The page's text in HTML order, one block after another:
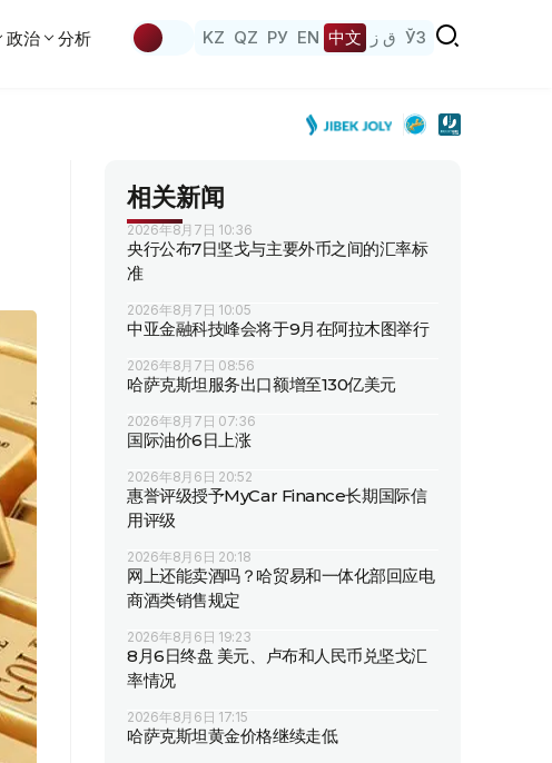
政治 分析 KZ QZ РУ EN 中文 ق ز ЎЗ
相关新闻
2026年8月7日 10:36
央行公布7日坚戈与主要外币之间的汇率标
准
2026年8月7日 10:05
中亚金融科技峰会将于9月在阿拉木图举行
2026年8月7日 08:56
哈萨克斯坦服务出口额增至130亿美元
2026年8月7日 07:36
国际油价6日上涨
2026年8月6日 20:52
惠誉评级授予MyCar Finance长期国际信
用评级
2026年8月6日 20:18
网上还能卖酒吗？哈贸易和一体化部回应电
商酒类销售规定
2026年8月6日 19:23
8月6日终盘 美元、卢布和人民币兑坚戈汇
率情况
2026年8月6日 17:15
哈萨克斯坦黄金价格继续走低